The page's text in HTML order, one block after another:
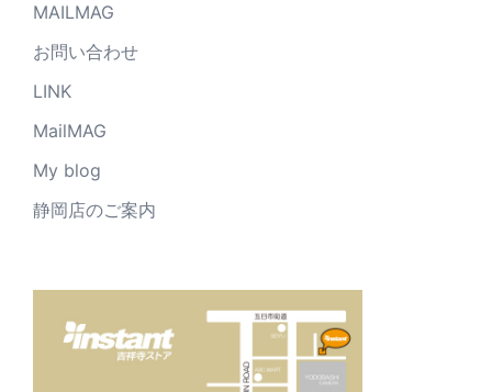
MAILMAG
お問い合わせ
LINK
MailMAG
My blog
静岡店のご案内